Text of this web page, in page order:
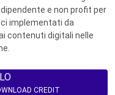
e non profit per
implementati da
contenuti digitali nelle
CREDIT